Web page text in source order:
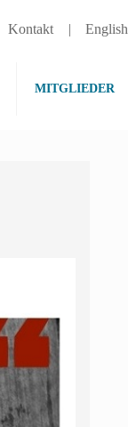
Kontakt English
MITGLIEDER